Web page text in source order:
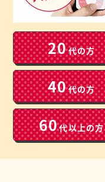
20代の方
40代の方
60代以上の方